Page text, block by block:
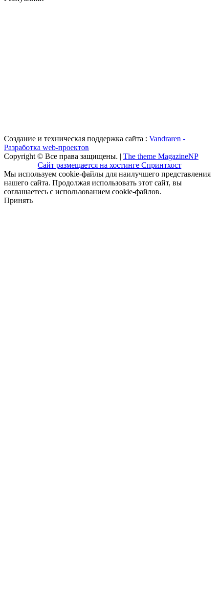
Создание и техническая поддержка сайта : Vandraren -
Разработка web-проектов
Copyright © Все права защищены. | The theme MagazineNP
Сайт размещается на хостинге Спринтхост
Мы используем cookie-файлы для наилучшего представления
нашего сайта. Продолжая использовать этот сайт, вы
соглашаетесь с использованием cookie-файлов.
Принять